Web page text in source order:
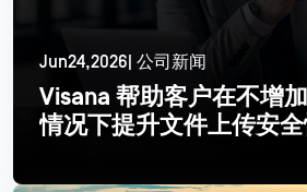
Jun24,2026| 公司新闻
Visana 帮助客户在不增
情况下提升文件上传安
更多信息